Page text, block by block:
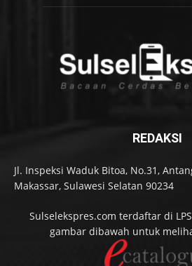
REDAKSI
Jl. Inspeksi Waduk Bitoa, No.31,
Makassar, Sulawesi Selatan 90234
Sulselekspres.com terdaftar di
gambar dibawah untuk